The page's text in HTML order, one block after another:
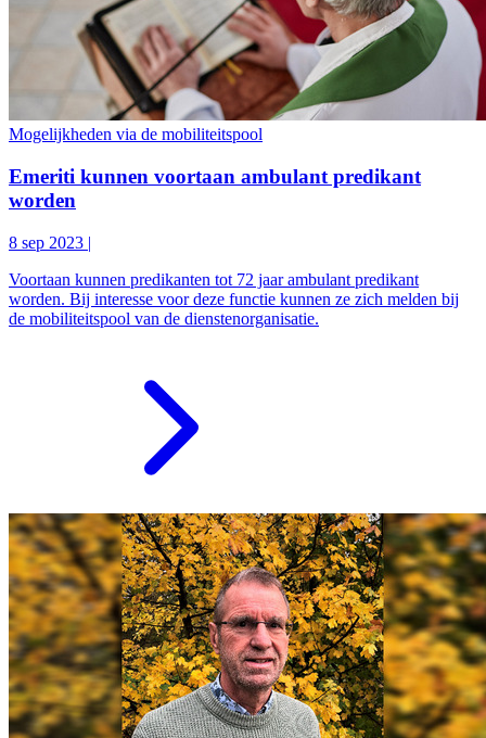
Mogelijkheden via de mobiliteitspool
Emeriti kunnen voortaan ambulant predikant
worden
8 sep 2023 |
Voortaan kunnen predikanten tot 72 jaar ambulant predikant
worden. Bij interesse voor deze functie kunnen ze zich melden bij
de mobiliteitspool van de dienstenorganisatie.